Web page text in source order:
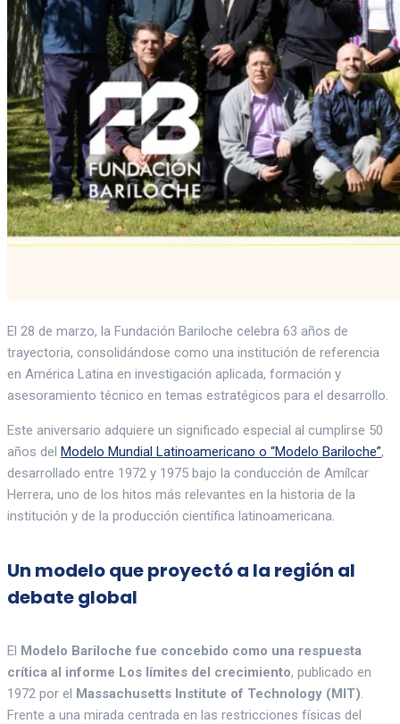
El 28 de marzo, la Fundación Bariloche celebra 63 años de
trayectoria, consolidándose como una institución de referencia
en América Latina en investigación aplicada, formación y
asesoramiento técnico en temas estratégicos para el desarrollo.
Este aniversario adquiere un significado especial al cumplirse 50
años del Modelo Mundial Latinoamericano o “Modelo Bariloche”,
desarrollado entre 1972 y 1975 bajo la conducción de Amílcar
Herrera, uno de los hitos más relevantes en la historia de la
institución y de la producción científica latinoamericana.
Un modelo que proyectó a la región al
debate global
El Modelo Bariloche fue concebido como una respuesta
crítica al informe Los límites del crecimiento, publicado en
1972 por el Massachusetts Institute of Technology (MIT).
Frente a una mirada centrada en las restricciones físicas del